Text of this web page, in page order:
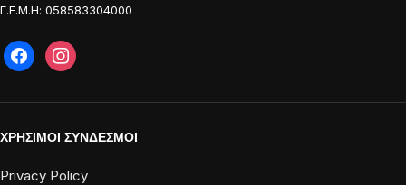
Γ.Ε.Μ.Η: 058583304000
ΧΡΗΣΙΜΟΙ ΣΥΝΔΕΣΜΟΙ
Privacy Policy